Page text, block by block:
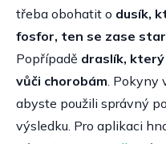
třeba obohatit o dusík,
fosfor, ten se zase
Popřípadě draslík,
vůči chorobám. Pokyny
abyste použili správný
výsledku. Pro aplikaci